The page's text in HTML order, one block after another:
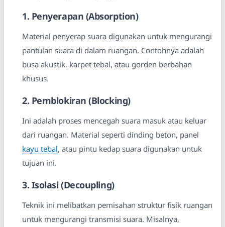
1. Penyerapan (Absorption)
Material penyerap suara digunakan untuk mengurangi
pantulan suara di dalam ruangan. Contohnya adalah
busa akustik, karpet tebal, atau gorden berbahan
khusus.
2. Pemblokiran (Blocking)
Ini adalah proses mencegah suara masuk atau keluar
dari ruangan. Material seperti dinding beton, panel
kayu tebal, atau pintu kedap suara digunakan untuk
tujuan ini.
3. Isolasi (Decoupling)
Teknik ini melibatkan pemisahan struktur fisik ruangan
untuk mengurangi transmisi suara. Misalnya,